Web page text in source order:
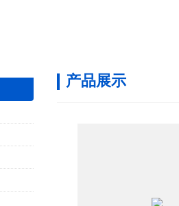
产品展示